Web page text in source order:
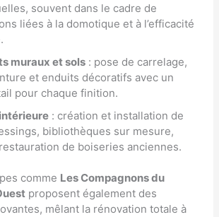
souvent dans le cadre de
liées à la domotique et à l’efficacité
muraux et sols : pose de carrelage,
et enduits décoratifs avec un
pour chaque finition.
: création et installation de
bibliothèques sur mesure,
de boiseries anciennes.
comme Les Compagnons du
proposent également des
mêlant la rénovation totale à